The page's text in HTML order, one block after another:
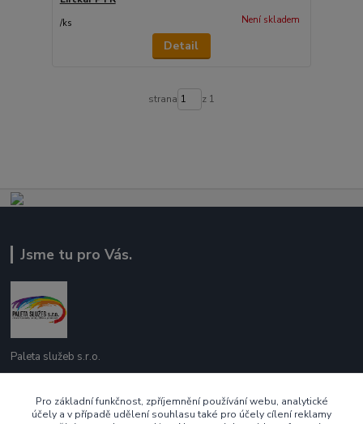
/ks Není skladem
Detail
strana z 1
Jsme tu pro Vás.
Paleta služeb s.r.o.
737 209 718
Po - Pá 10:00 - 16:00
Pro základní funkčnost, zpříjemnění používání webu, analytické
účely a v případě udělení souhlasu také pro účely cílení reklamy